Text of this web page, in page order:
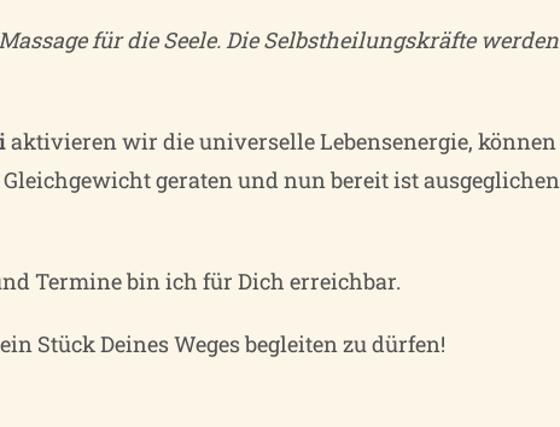
für die Seele. Die Selbstheilungskräfte werden
aktivieren wir die universelle Lebensenergie, können
geraten und nun bereit ist ausgeglichen
Termine bin ich für Dich erreichbar.
Stück Deines Weges begleiten zu dürfen!